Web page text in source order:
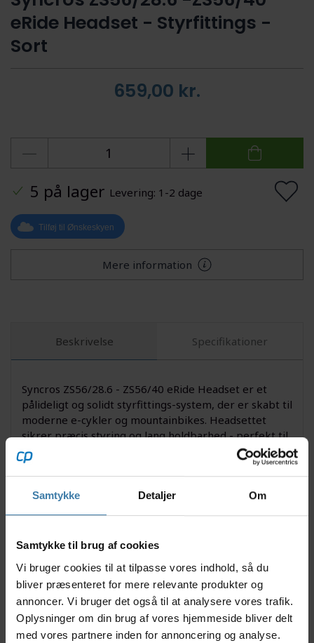
Samtykke Detaljer Om
Samtykke til brug af cookies
Vi bruger cookies til at tilpasse vores indhold, så du
bliver præsenteret for mere relevante produkter og
annoncer. Vi bruger det også til at analysere vores trafik.
Oplysninger om din brug af vores hjemmeside bliver delt
med vores partnere inden for annoncering og analyse.
eRide Headset - Styrfittings -
Sort
659,00 kr.
5 på lager Levering: 1-2 dage
Tilføj til Ønskeskyen
Mere information
Beskrivelse Specifikationer
Syncros ZS56/28.6 - ZS56/40 eRide Headset er et
pålideligt og solidt styrfittings-system, der er skabt til
moderne e-cykler og mountainbikes. Headsettet
sikrer præcis styring og lang holdbarhed - perfekt til
dig, der ønsker et problemfrit setup til krævende
stier eller daglige ture. Designet i let, men robust
aluminium, sikrer det vedvarende ydeevne, mens
forseglingen effektivt holder snavs og vand ude. Med
et smart zero-stack design, får du både styrket
Nyttige facts
Zero Stack (ZS) design for lavt profil og flot
integration i stellet
Passer til overdelsdiameter 28.6 mm og underdel
40 mm (ZS56/28.6-ZS56/40)